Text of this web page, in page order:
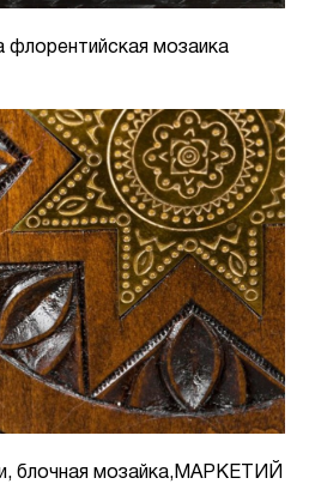
флорентийская мозаика
блочная мозайка,МАРКЕТИЙ